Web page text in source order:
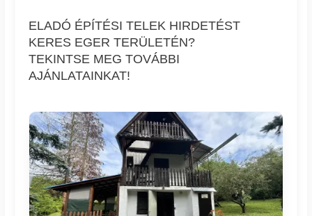
ELADÓ ÉPÍTÉSI TELEK HIRDETÉST
KERES EGER TERÜLETÉN?
TEKINTSE MEG TOVÁBBI
AJÁNLATAINKAT!